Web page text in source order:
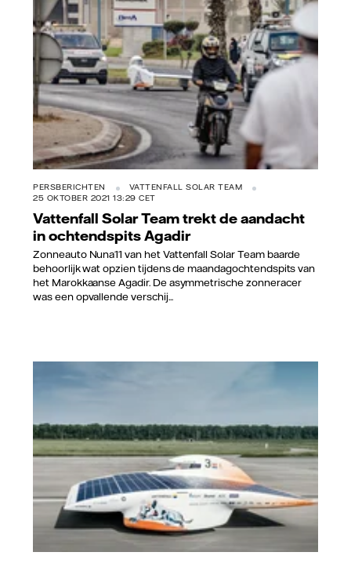
PERSBERICHTEN
VATTENFALL SOLAR TEAM
25 OKTOBER 2021 13:29 CET
Vattenfall Solar Team trekt de aandacht
in ochtendspits Agadir
Zonneauto Nuna11 van het Vattenfall Solar Team baarde
behoorlijk wat opzien tijdens de maandagochtendspits van
het Marokkaanse Agadir. De asymmetrische zonneracer
was een opvallende verschij...